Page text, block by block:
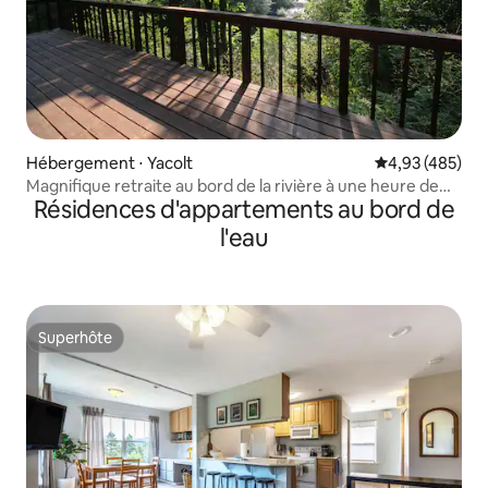
Hébergement ⋅ Yacolt Évaluation
4,93 (485)
Magnifique retraite au bord de la rivière à une heure de
Portland
Résidences d'appartements au bord de
l'eau
Superhôte
Superhôte